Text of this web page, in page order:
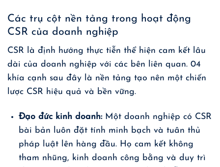
Các trụ cột nền tảng trong hoạt động
CSR của doanh nghiệp
CSR là định hướng thực tiễn thể hiện cam kết lâu
dài của doanh nghiệp với các bên liên quan. 04
khía cạnh sau đây là nền tảng tạo nên một chiến
lược CSR hiệu quả và bền vững.
Đạo đức kinh doanh: Một doanh nghiệp có CSR
bài bản luôn đặt tính minh bạch và tuân thủ
pháp luật lên hàng đầu. Họ cam kết không
tham nhũng, kinh doanh công bằng và duy trì